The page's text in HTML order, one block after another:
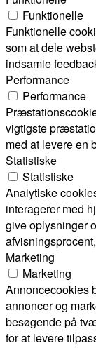
Funktionelle
Funktionelle
som at dele
indsamle
Performance
Performance
vigtigste
med at levere en
Statistiske
Statistiske
Analytiske
interagerer med
give oplysninger
Marketing
Marketing
Annoncecookies
annoncer og
besøgende på
for at levere